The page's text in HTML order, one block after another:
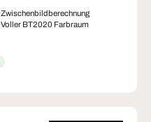
Zwischenbildberechnung
Voller BT2020 Farbraum